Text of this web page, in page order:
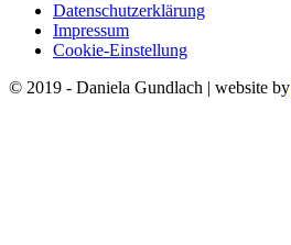
Datenschutzerklärung
Impressum
Cookie-Einstellung
© 2019 - Daniela Gundlach | website by